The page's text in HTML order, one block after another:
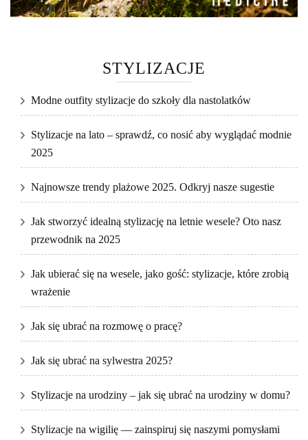
STYLIZACJE
Modne outfity stylizacje do szkoły dla nastolatków
Stylizacje na lato – sprawdź, co nosić aby wyglądać modnie
2025
Najnowsze trendy plażowe 2025. Odkryj nasze sugestie
Jak stworzyć idealną stylizację na letnie wesele? Oto nasz
przewodnik na 2025
Jak ubierać się na wesele, jako gość: stylizacje, które zrobią
wrażenie
Jak się ubrać na rozmowę o pracę?
Jak się ubrać na sylwestra 2025?
Stylizacje na urodziny – jak się ubrać na urodziny w domu?
Stylizacje na wigilię — zainspiruj się naszymi pomysłami